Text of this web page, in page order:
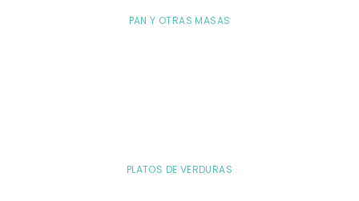
PAN Y OTRAS MASAS
PLATOS DE VERDURAS